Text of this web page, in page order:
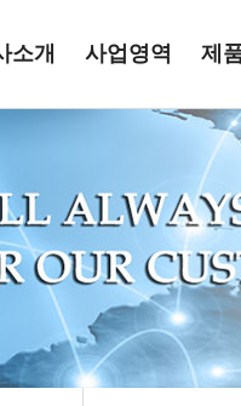
소개 사업영역 제